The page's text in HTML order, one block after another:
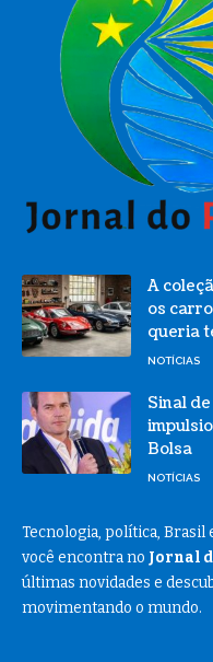
A
os
queria
NOTÍCIAS
Sinal
Bolsa
NOTÍCIAS
Tecnologia, política, Brasil
você encontra no Jornal
últimas novidades e
movimentando o mundo.